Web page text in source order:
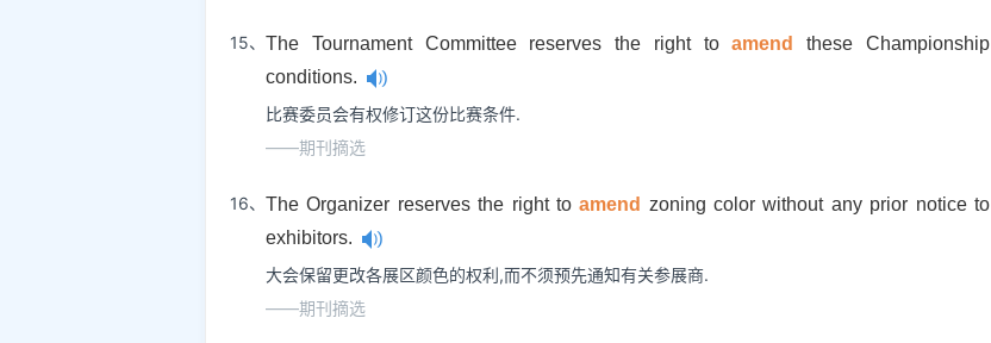
15、 The Tournament Committee reserves the right toamend
these Championship
conditions.
比赛委员会有权修订这份比赛条件.
——期刊摘选
16、 The Organizer reserves the right toamend
zoning color without any prior notice to
exhibitors.
大会保留更改各展区颜色的权利,而不须预先通知有关参展商.
——期刊摘选